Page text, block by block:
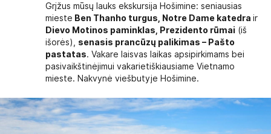
Grįžus mūsų lauks ekskursija Hošimine: seniausias
mieste Ben Thanho turgus, Notre Dame katedrair
Dievo Motinos paminklas, Prezidento rūmai (iš
išorės), senasis prancūzų palikimas – Pašto
pastatas. Vakare laisvas laikas apsipirkimams bei
pasivaikštinėjimui vakarietiškiausiame Vietnamo
mieste. Nakvynė viešbutyje Hošimine.